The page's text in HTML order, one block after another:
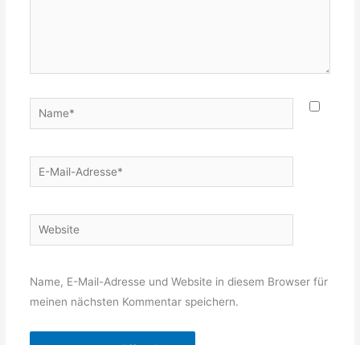
Name*
E-
Mail-
Website
Name, E-Mail-Adresse und Website in diesem Browser für
meinen nächsten Kommentar speichern.